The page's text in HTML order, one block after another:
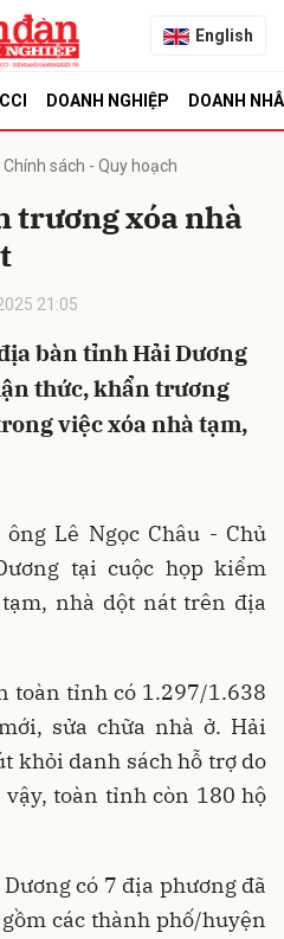
English
DOANH NGHIỆP DOANH
Chính sách - Quy hoạch
trương xóa nhà
21:05
bàn tỉnh Hải Dương
thức, khẩn trương
việc xóa nhà tạm,
Lê Ngọc Châu - Chủ
tại cuộc họp kiểm
nhà dột nát trên địa
toàn tỉnh có 1.297/1.638
sửa chữa nhà ở. Hải
khỏi danh sách hỗ trợ do
toàn tỉnh còn 180 hộ
có 7 địa phương đã
các thành phố/huyện
Hủy